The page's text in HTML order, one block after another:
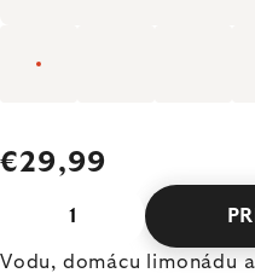
€29,99
Vodu, domácu limonádu